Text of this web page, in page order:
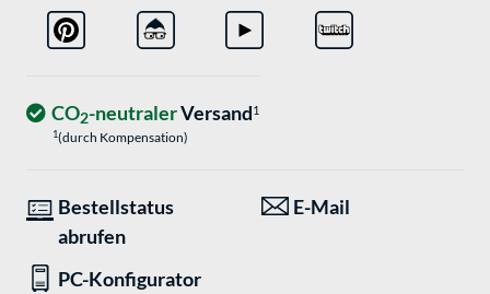
CO2-neutralerVersand1
1(durch Kompensation)
Bestellstatus
abrufen
E-Mail
PC-Konfigurator